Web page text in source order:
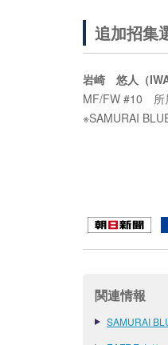
追加招集
岩崎 悠人（
MF/FW #10 所
※SAMURAI
関連情報
SAMURAI